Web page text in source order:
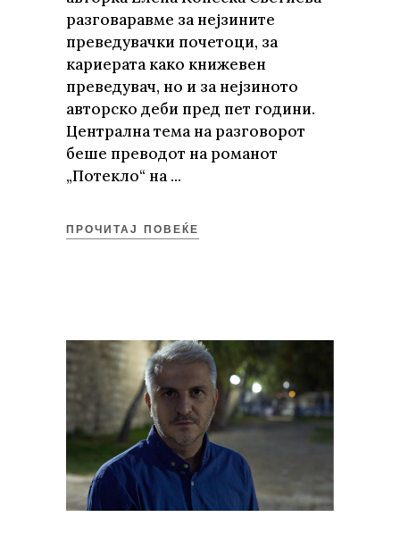
разговаравме за нејзините
преведувачки почетоци, за
кариерата како книжевен
преведувач, но и за нејзиното
авторско деби пред пет години.
Централна тема на разговорот
беше преводот на романот
„Потекло“ на
ПРОЧИТАЈ ПОВЕЌЕ